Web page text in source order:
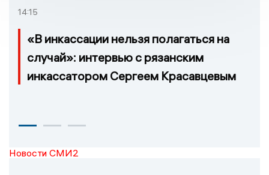
14:15
«В инкассации нельзя полагаться на
случай»: интервью с рязанским
инкассатором Сергеем Красавцевым
Новости СМИ2